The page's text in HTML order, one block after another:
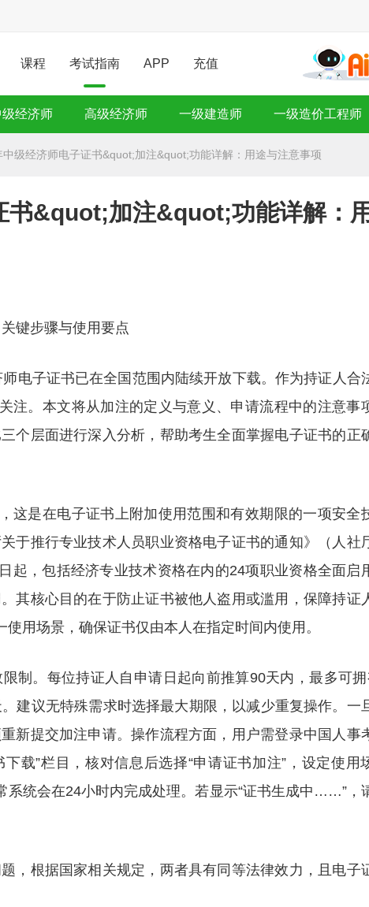
课程 考试指南 APP 充值
级经济师 高级经济师 一级建造师 一级造价工程师
中级经济师电子证书&quot;加注&quot;功能详解：用途与注意事项
书&quot;加注&quot;功能详解：用
键步骤与使用要点
电子证书已在全国范围内陆续开放下载。作为持证人合
注。本文将从加注的定义与意义、申请流程中的注意事
个层面进行深入分析，帮助考生全面掌握电子证书的正
这是在电子证书上附加使用范围和有效期限的一项安全
于推行专业技术人员职业资格电子证书的通知》（人社
起，包括经济专业技术资格在内的24项职业资格全面启
其核心目的在于防止证书被他人盗用或滥用，保障持证
用场景，确保证书仅由本人在指定时间内使用。
制。每位持证人自申请日起向前推算90天内，最多可
建议无特殊需求时选择最大期限，以减少重复操作。一
新提交加注申请。操作流程方面，用户需登录中国人事
载”栏目，核对信息后选择“申请证书加注”，设定使用
系统会在24小时内完成处理。若显示“证书生成中……”，
，根据国家相关规定，两者具有同等法律效力，且电子